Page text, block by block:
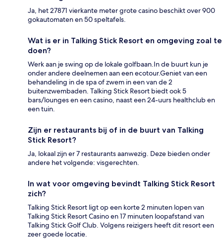
Ja, het 27871 vierkante meter grote casino beschikt over 900
gokautomaten en 50 speltafels.
Wat is er in Talking Stick Resort en omgeving zoal te
doen?
Werk aan je swing op de lokale golfbaan.In de buurt kun je
onder andere deelnemen aan een ecotour.Geniet van een
behandeling in de spa of zwem in een van de 2
buitenzwembaden. Talking Stick Resort biedt ook 5
bars/lounges en een casino, naast een 24-uurs healthclub en
een tuin.
Zijn er restaurants bij of in de buurt van Talking
Stick Resort?
Ja, lokaal zijn er 7 restaurants aanwezig. Deze bieden onder
andere het volgende: visgerechten.
In wat voor omgeving bevindt Talking Stick Resort
zich?
Talking Stick Resort ligt op een korte 2 minuten lopen van
Talking Stick Resort Casino en 17 minuten loopafstand van
Talking Stick Golf Club. Volgens reizigers heeft dit resort een
zeer goede locatie.